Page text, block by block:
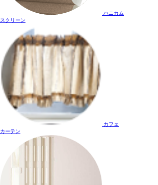
ハニカム
スクリーン
カフェ
カーテン